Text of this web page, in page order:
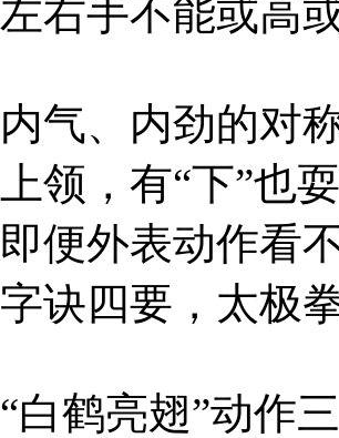
左右手不能或高或
内气、内劲的对
上领，有“下”也
即便外表动作看
字诀四要，太极拳
“白鹤亮翅”动作